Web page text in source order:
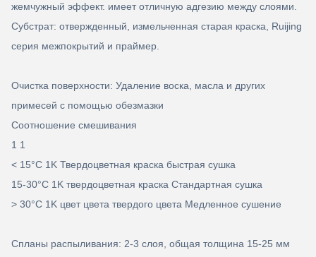
жемчужный эффект. имеет отличную адгезию между слоями.
Субстрат: отвержденный, измельченная старая краска, Ruijing
серия межпокрытий и праймер.
Очистка поверхности: Удаление воска, масла и других
примесей с помощью обезмазки
Соотношение смешивания
1 1
< 15°C 1K Твердоцветная краска быстрая сушка
15-30°C 1K твердоцветная краска Стандартная сушка
> 30°C 1K цвет цвета твердого цвета Медленное сушение
Спланы распыливания: 2-3 слоя, общая толщина 15-25 мм